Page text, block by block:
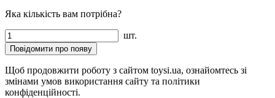
Яка кількість вам потрібна?
шт.
Повідомити про появу
Щоб продовжити роботу з сайтом toysi.ua, ознайомтесь зі
змінами умов використання сайту та політики
конфіденційності.